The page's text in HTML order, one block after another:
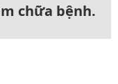
chữa bệnh.